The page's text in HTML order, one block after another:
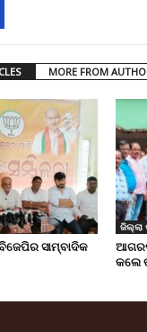
MORE FROM
ସାମ୍ବାଦିକ
ଜିଲ୍ଲା
କଲେ